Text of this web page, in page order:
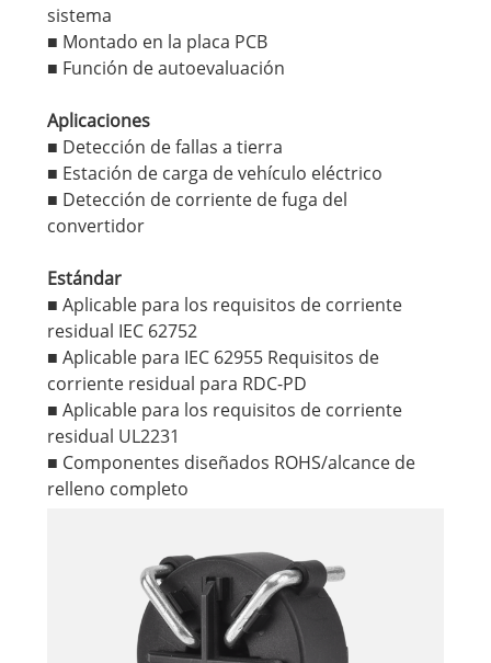
sistema
■ Montado en la placa PCB
■ Función de autoevaluación
Aplicaciones
■ Detección de fallas a tierra
■ Estación de carga de vehículo eléctrico
■ Detección de corriente de fuga del
convertidor
Estándar
■ Aplicable para los requisitos de corriente
residual IEC 62752
■ Aplicable para IEC 62955 Requisitos de
corriente residual para RDC-PD
■ Aplicable para los requisitos de corriente
residual UL2231
■ Componentes diseñados ROHS/alcance de
relleno completo